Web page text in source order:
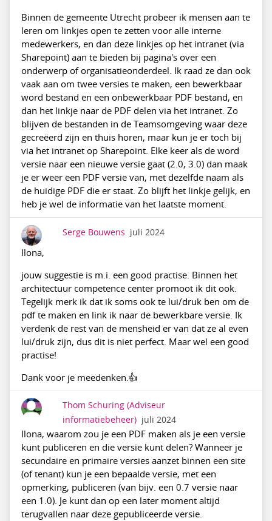
Binnen de gemeente Utrecht probeer ik mensen aan te
leren om linkjes open te zetten voor alle interne
medewerkers, en dan deze linkjes op het intranet (via
Sharepoint) aan te bieden bij pagina's over een
onderwerp of organisatieonderdeel. Ik raad ze dan ook
vaak aan om twee versies te maken, een bewerkbaar
word bestand en een onbewerkbaar PDF bestand, en
dan het linkje naar de PDF delen via het intranet. Zo
blijven de bestanden in de Teamsomgeving waar deze
gecreëerd zijn en thuis horen, maar kun je er toch bij
via het intranet op Sharepoint. Elke keer als de word
versie naar een nieuwe versie gaat (2.0, 3.0) dan maak
je er weer een PDF versie van, met dezelfde naam als
de huidige PDF die er staat. Zo blijft het linkje gelijk, en
heb je wel de informatie van het laatste moment.
Serge Bouwens juli 2024
Ilona,
jouw suggestie is m.i. een good practise. Binnen het
architectuur competence center promoot ik dit ook.
Tegelijk merk ik dat ik soms ook te lui/druk ben om de
pdf te maken en link ik naar de bewerkbare versie. Ik
verdenk de rest van de mensheid er van dat ze al even
lui/druk zijn, dus dit is niet perfect. Maar wel een good
practise!
Dank voor je meedenken.👍
Thom Schuring (Adviseur
informatiebeheer) juli 2024
Ilona, waarom zou je een PDF maken als je een versie
kunt publiceren en die versie kunt delen? Wanneer je
secundaire en primaire versies aanzet binnen een site
(of tenant) kun je een bepaalde versie, met een
opmerking, publiceren (van bijv. een 0.7 versie naar
een 1.0). Je kunt dan op een later moment altijd
terugvallen naar deze gepubliceerde versie.